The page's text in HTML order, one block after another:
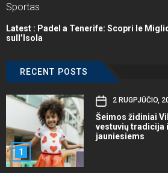
Sportas
Latest : Padel a Tenerife: Scopri le
sull’Isola
RECENT POSTS
1
2 RUGPJŪČIO,
Šeimos židiniai
vestuvių tradicija
jauniesiems